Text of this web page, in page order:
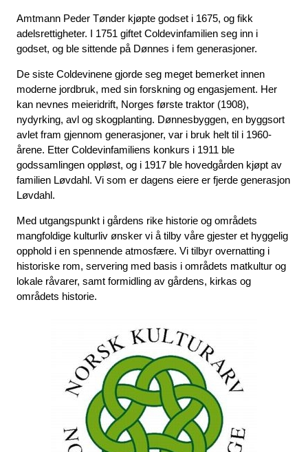
Amtmann Peder Tønder kjøpte godset i 1675, og fikk
adelsrettigheter. I 1751 giftet Coldevinfamilien seg inn i
godset, og ble sittende på Dønnes i fem generasjoner.
De siste Coldevinene gjorde seg meget bemerket innen
moderne jordbruk, med sin forskning og engasjement. Her
kan nevnes meieridrift, Norges første traktor (1908),
nydyrking, avl og skogplanting. Dønnesbyggen, en byggsort
avlet fram gjennom generasjoner, var i bruk helt til i 1960-
årene. Etter Coldevinfamiliens konkurs i 1911 ble
godssamlingen oppløst, og i 1917 ble hovedgården kjøpt av
familien Løvdahl. Vi som er dagens eiere er fjerde generasjon
Løvdahl.
Med utgangspunkt i gårdens rike historie og områdets
mangfoldige kulturliv ønsker vi å tilby våre gjester et hyggelig
opphold i en spennende atmosfære. Vi tilbyr overnatting i
historiske rom, servering med basis i områdets matkultur og
lokale råvarer, samt formidling av gårdens, kirkas og
områdets historie.